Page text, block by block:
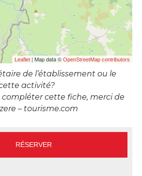
Leaflet | Map data © OpenStreetMap contributors
de l’établissement ou le
activité?
cette fiche, merci de
– tourisme.com
RÉSERVER